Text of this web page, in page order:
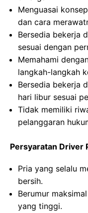
Menguasai
dan cara
Bersedia bekerja
sesuai dengan
Memahami
langkah-langkah
Bersedia bekerja
hari libur sesuai
Tidak memiliki
pelanggaran
Persyaratan Driver
Pria yang selalu
bersih.
Berumur
yang tinggi.